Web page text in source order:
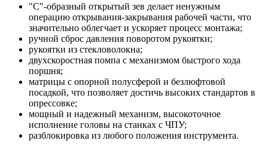
"С"-образный открытый зев делает ненужным
операцию открывания-закрывания рабочей части, что
значительно облегчает и ускоряет процесс монтажа;
ручной сброс давления поворотом рукоятки;
рукоятки из стекловолокна;
двухскоростная помпа с механизмом быстрого хода
поршня;
матрицы с опорной полусферой и безлюфтовой
посадкой, что позволяет достичь высоких стандартов в
опрессовке;
мощный и надежный механизм, высокоточное
исполнение головы на станках с ЧПУ;
разблокировка из любого положения инструмента.